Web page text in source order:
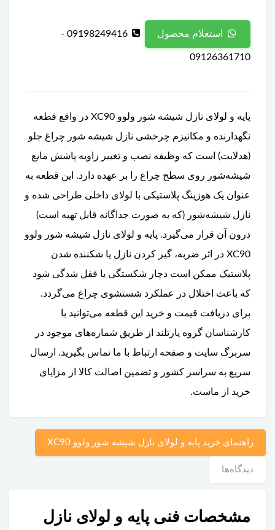
استعلام محصول 09198249416 -
09126361710
پایه و لولای نازل شیشه شور ولوو XC90 در واقع قطعه
نگهدارنده و مکانیزم چرخشی نازل شیشه شور چراغ جلو
(هدلایت) است که وظیفه نصب و تغییر زاویه پاشش مایع
شیشه‌شور روی سطح چراغ را بر عهده دارد. این قطعه به
عنوان یک هوزینگ پلاستیکی با لولای داخلی طراحی شده و
نازل شیشه‌شور (که به صورت جداگانه قابل تهیه است)
درون آن قرار می‌گیرد. پایه و لولای نازل شیشه شور ولوو
XC90 در اثر ضربه، گیر کردن نازل یا شکننده شدن
پلاستیک ممکن است دچار شکستگی یا قفل شدگی شود
که باعث اختلال در عملکرد شستشوی چراغ می‌گردد.
برای دریافت قیمت و خرید این قطعه می‌توانید با
کارشناسان گروه پارتلند از طریق شماره‌های موجود در
سربرگ سایت و صفحه ارتباط با ما تماس بگیرید. ارسال
سریع به سراسر کشور و تضمین اصالت کالا از مزایای
خرید از ماست.
راهنمای خرید پایه و لولای نازل شیشه شور ولوو XC90
دیدگاه‌ها
مشخصات فنی پایه و لولای نازل